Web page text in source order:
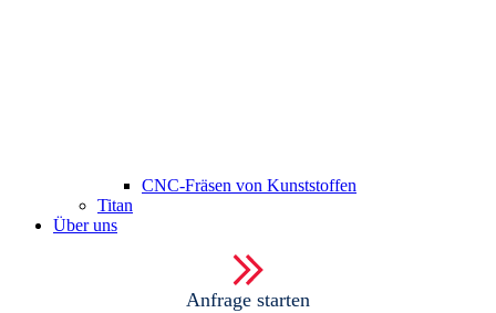
CNC-Fräsen von Kunststoffen
Titan
Über uns
Anfrage starten